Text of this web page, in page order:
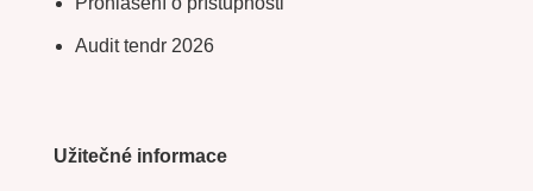
Audit tendr 2026
Užitečné informace